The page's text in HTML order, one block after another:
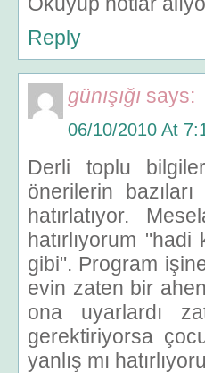
Reply
günışığı says:
06/10/2010 At
Derli toplu
önerilerin
hatırlatıyor.
hatırlıyorum
gibi". Program
evin zaten bir
ona uyarlardı
gerektiriyorsa
yanlış mı